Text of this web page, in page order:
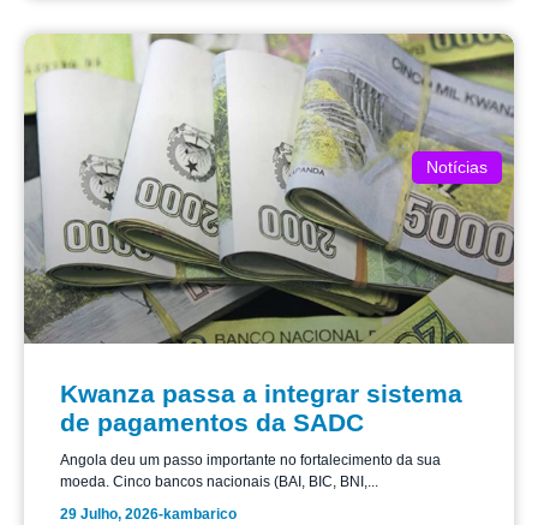
Notícias
Kwanza passa a integrar sistema
de pagamentos da SADC
Angola deu um passo importante no fortalecimento da sua
moeda. Cinco bancos nacionais (BAI, BIC, BNI,...
29 Julho, 2026-kambarico